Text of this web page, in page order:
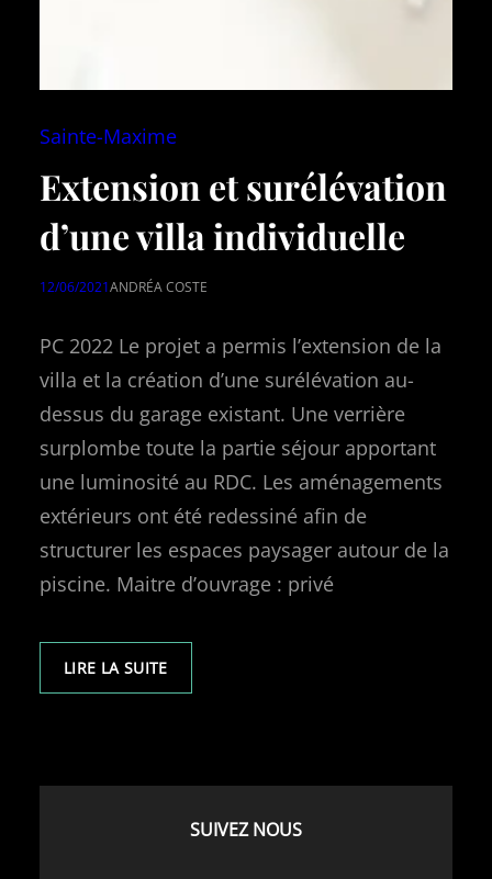
Sainte-Maxime
Extension et surélévation
d’une villa individuelle
12/06/2021ANDRÉA COSTE
PC 2022 Le projet a permis l’extension de la
villa et la création d’une surélévation au-
dessus du garage existant. Une verrière
surplombe toute la partie séjour apportant
une luminosité au RDC. Les aménagements
extérieurs ont été redessiné afin de
structurer les espaces paysager autour de la
piscine. Maitre d’ouvrage : privé
LIRE LA SUITE
SUIVEZ NOUS